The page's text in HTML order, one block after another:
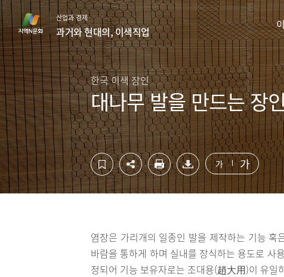
컨
텐
츠
영
역
바
로
가
기
하
단
영
역
바
로
가
기
산업과 경제
과거와 현대의, 이색직업
한국 이색 장인
대나무 발을 만드는 장
가 가
염장은 가리개의 일종인 발을 제작하는 기능
바람을 통하게 하며 실내를 장식하는 용도로
정되어 기능 보유자로는 조대용(趙大用)이 유일